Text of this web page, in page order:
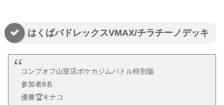
はくばバドレックスVMAX/チラチーノデッキ
コンプオフ山室店ポケカジムバトル特別版
参加者8名
優勝🏆キナコ